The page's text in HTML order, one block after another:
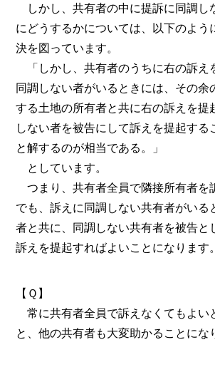
しかし、共有者の中に提訴に同調し
にどうするかについては、以下のよう
決を図っています。
「しかし、共有者のうちに右の訴え
同調しない者がいるときには、その余
する土地の所有者と共に右の訴えを提
しない者を被告にして訴えを提起する
と解するのが相当である。」
としています。
つまり、共有者全員で隣接所有者を
でも、訴えに同調しない共有者がいる
者と共に、同調しない共有者を被告と
訴えを提起すればよいことになります。
【Ｑ】
常に共有者全員で訴えなくてもよい
と、他の共有者も大変助かることにな